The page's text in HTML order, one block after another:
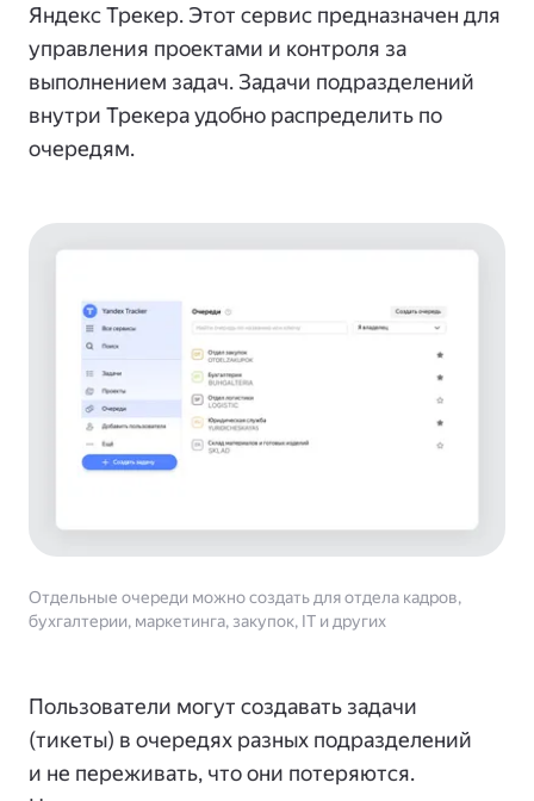
Яндекс Трекер. Этот сервис предназначен для
управления проектами и контроля за
выполнением задач. Задачи подразделений
внутри Трекера удобно распределить по
очередям.
Отдельные очереди можно создать для отдела кадров,
бухгалтерии, маркетинга, закупок, IT и других
Пользователи могут создавать задачи
(тикеты) в очередях разных подразделений
и не переживать, что они потеряются.